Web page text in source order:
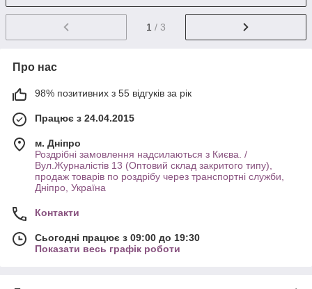
1 / 3
Про нас
98% позитивних з 55 відгуків за рік
Працює з 24.04.2015
м. Дніпро
Роздрібні замовлення надсилаються з Києва. /
Вул.Журналістів 13 (Оптовий склад закритого типу),
продаж товарів по роздрібу через транспортні служби,
Дніпро, Україна
Контакти
Сьогодні працює з 09:00 до 19:30
Показати весь графік роботи